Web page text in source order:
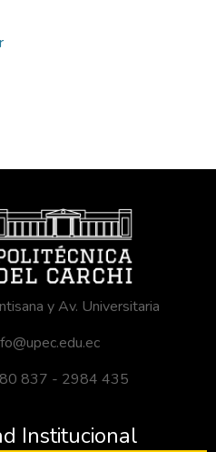
y Av. Universitaria
837 - 2984 435
Institucional